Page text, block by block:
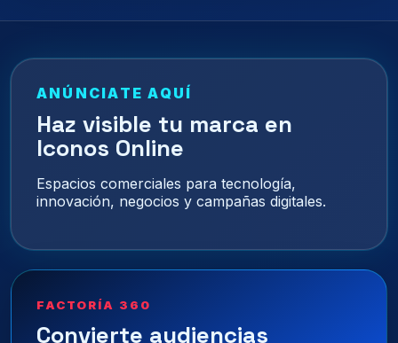
ANÚNCIATE AQUÍ
Haz visible tu marca en
Iconos Online
Espacios comerciales para tecnología,
innovación, negocios y campañas digitales.
FACTORÍA 360
Convierte audiencias